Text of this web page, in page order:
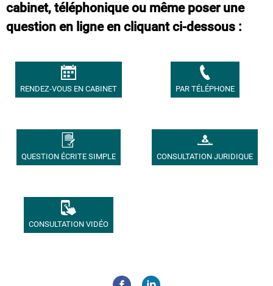
cabinet, téléphonique ou même poser une
question en ligne en cliquant ci-dessous :
RENDEZ-VOUS EN CABINET PAR TÉLÉPHONE
QUESTION ÉCRITE SIMPLE CONSULTATION JURIDIQUE
CONSULTATION VIDÉO